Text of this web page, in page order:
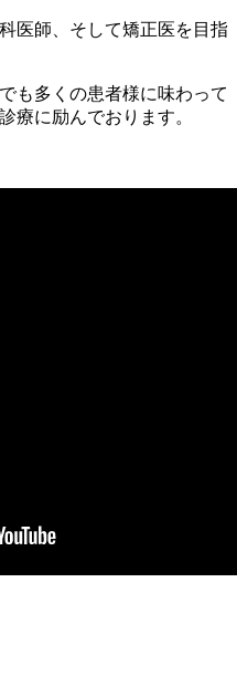
医師、そして矯正医を目指
も多くの患者様に味わって
療に励んでおります。